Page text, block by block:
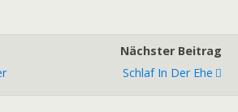
Nächster Beitrag
Schlaf In Der Ehe